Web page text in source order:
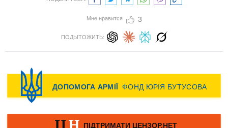
Мне нравится 3
ПОДЫТОЖИТЬ: